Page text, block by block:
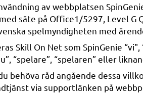
av webbplatsen
säte på Office1/5297, Level G
spelmyndigheten med
Skill On Net som SpinGenie
“spelare”, “spelaren” eller
behöva råd angående dessa
via supportlänken på